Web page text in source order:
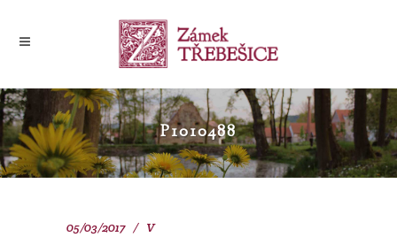
P1010488
05/03/2017 V